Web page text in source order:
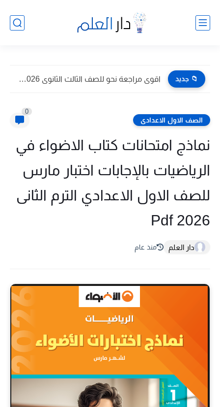
📁 جديد اقوى مراجعة نحو للصف الثالث الثانوى 2026 pdf اعداد توجيه...
الصف الاول الاعدادى
0
نماذج امتحانات كتاب الاضواء في
الرياضيات بالإجابات اختبار مارس
للصف الاول الاعدادي الترم الثانى
2026 Pdf
دار العلم منذ عام